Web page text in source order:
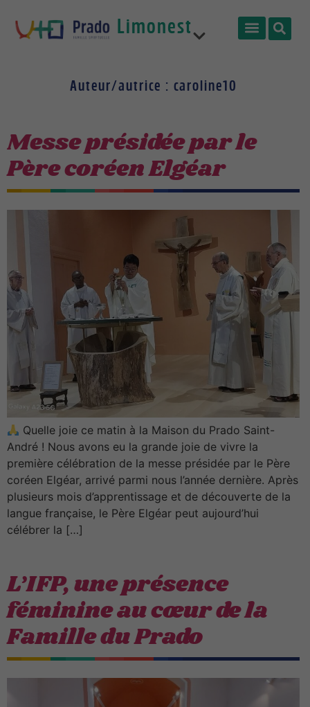
Limonest
Prêtres
France
Auteur/autrice : caroline10
Messe présidée par le
Père coréen Elgéar
Quelle joie ce matin à la Maison du Prado Saint-
André ! Nous avons eu la grande joie de vivre la
première célébration de la messe présidée par le Père
coréen Elgéar, arrivé parmi nous l’année dernière. Après
plusieurs mois d’apprentissage et de découverte de la
langue française, le Père Elgéar peut aujourd’hui
célébrer la […]
L’IFP, une présence
féminine au cœur de la
Famille du Prado